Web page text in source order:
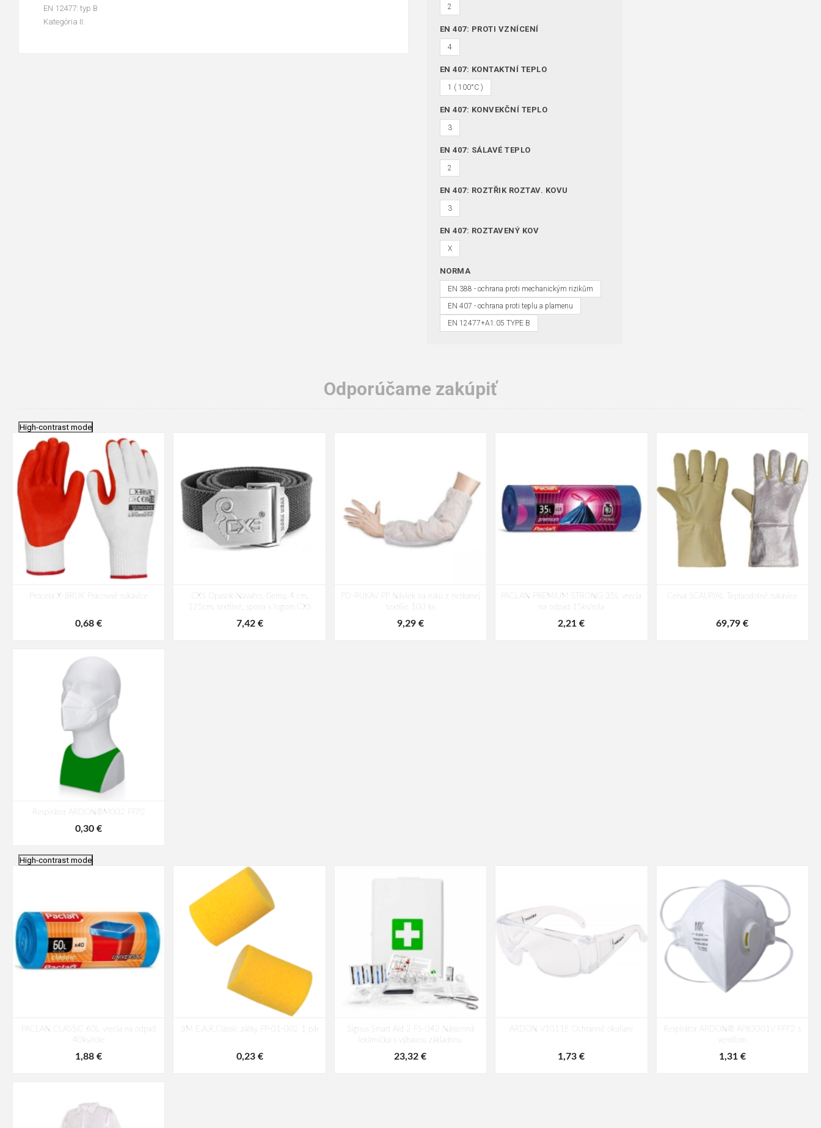
EN 12477: typ B
Kategória II.
2
EN 407: PROTI VZNÍCENÍ
4
EN 407: KONTAKTNÍ TEPLO
1 ( 100°C )
EN 407: KONVEKČNÍ TEPLO
3
EN 407: SÁLAVÉ TEPLO
2
EN 407: ROZTŘIK ROZTAV. KOVU
3
EN 407: ROZTAVENÝ KOV
X
NORMA
EN 388 - ochrana proti mechanickým rizikům
EN 407 - ochrana proti teplu a plamenu
EN 12477+A1:05 TYPE B
Odporúčame zakúpiť
High-contrast mode
Procera X-BRUK Pracovné rukavice
0,68 €
CXS Opasok Navaho, čierny, 4 cm,
125cm, textilné, spona s logom CXS
7,42 €
PD-RUKAV PP Návlek na ruku z netkanej
textílie 100 ks
9,29 €
PACLAN PREMIUM STRONG 35L vrecia
na odpad 15ks/rola
2,21 €
Cerva SCAUP/AL Tepluodolné rukavice
69,79 €
Respirátor ARDON®M002 FFP2
0,30 €
High-contrast mode
PACLAN CLASSIC 60L vrecia na odpad
40ks/role
1,88 €
3M E.A.R.Classic zátky PP-01-002 1 pár
0,23 €
Signus Smart Aid 2 FS-042 Nástenná
lekárnička s výbavou základnou
23,32 €
ARDON V1011E Ochranné okuliare
1,73 €
Respirátor ARDON® AP83001V FFP2 s
ventilom
1,31 €